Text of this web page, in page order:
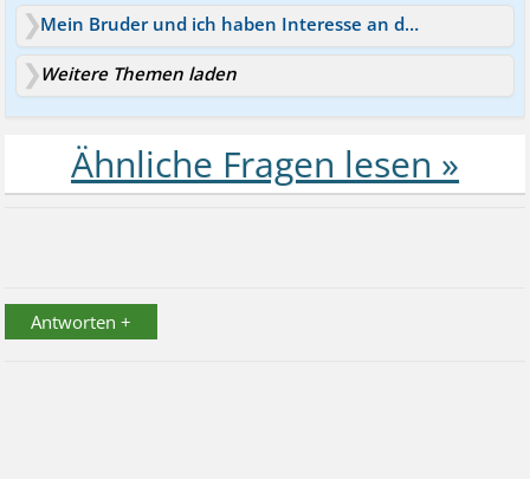
Mein Bruder und ich haben Interesse an der selben Frau
Weitere Themen laden
Antworten +